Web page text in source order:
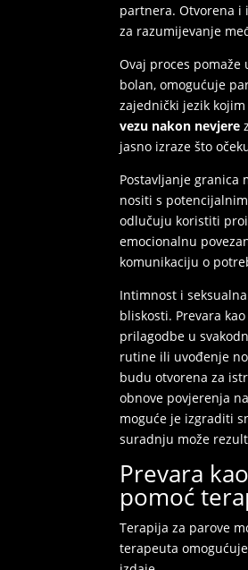
partnera. Otvorena i
za razumijevanje
Ovaj proces
bolan, omogućuje
zajednički jezik
vezu nakon nevjere
jasno izraze što
Postavljanje granica
nositi s
odlučuju koristiti
emocionalnu
komunikaciju o
Intimnost i
bliskosti. Prevara
prilagodbe u
rutine ili uvođenje
budu otvorena za
obnove povjerenja
moguće je izgraditi
suradnju može
Prevara
pomoć
Terapija za parove
terapeuta